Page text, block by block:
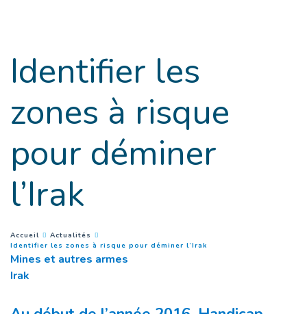
Identifier les
zones à risque
pour déminer
l’Irak
You are here :
Accueil
Actualités
Identifier les zones à risque pour déminer l’Irak
Mines et autres armes
Irak